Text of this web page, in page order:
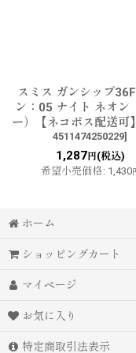
スミス ガンシップ
ン：05 ナイト ネオン
ー）【ネコポス配送可】
4511474250229]
1,287円(税込)
希望小売価格: 1,430
ホーム
ショッピングカート
マイページ
お気に入り
特定商取引法表示